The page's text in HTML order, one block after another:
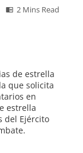
2 Mins Read
de estrella
que solicita
en
estrella
del Ejército